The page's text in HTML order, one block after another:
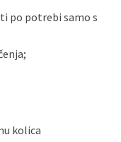
po potrebi samo s
kolica